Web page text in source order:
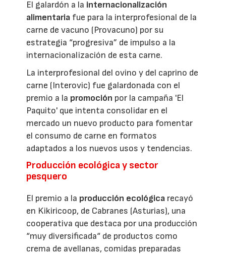
El galardón a la internacionalización
alimentaria fue para la interprofesional de la
carne de vacuno (Provacuno) por su
estrategia “progresiva” de impulso a la
internacionalización de esta carne.
La interprofesional del ovino y del caprino de
carne (Interovic) fue galardonada con el
premio a la promoción por la campaña 'El
Paquito' que intenta consolidar en el
mercado un nuevo producto para fomentar
el consumo de carne en formatos
adaptados a los nuevos usos y tendencias.
Producción ecológica y sector
pesquero
El premio a la producción ecológica recayó
en Kikiricoop, de Cabranes (Asturias), una
cooperativa que destaca por una producción
“muy diversificada“ de productos como
crema de avellanas, comidas preparadas